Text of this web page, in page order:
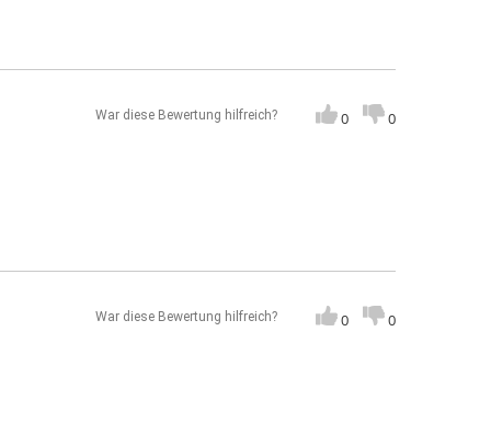
War diese Bewertung hilfreich? 0 0
War diese Bewertung hilfreich? 0 0